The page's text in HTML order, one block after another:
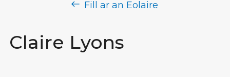
Claire Lyons
Fill ar an Eolaire